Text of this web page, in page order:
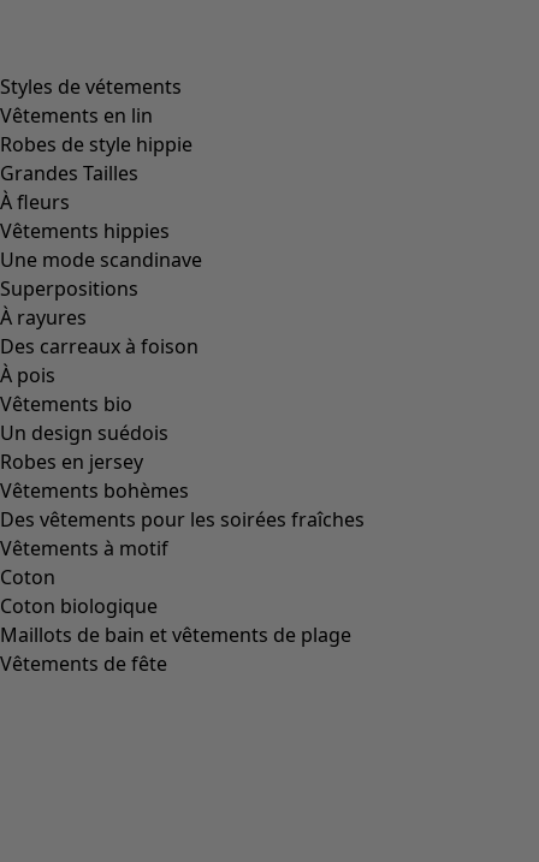
Styles de vétements
Vêtements en lin
Robes de style hippie
Grandes Tailles
À fleurs
Vêtements hippies
Une mode scandinave
Superpositions
À rayures
Des carreaux à foison
À pois
Vêtements bio
Un design suédois
Robes en jersey
Vêtements bohèmes
Des vêtements pour les soirées fraîches
Vêtements à motif
Coton
Coton biologique
Maillots de bain et vêtements de plage
Vêtements de fête